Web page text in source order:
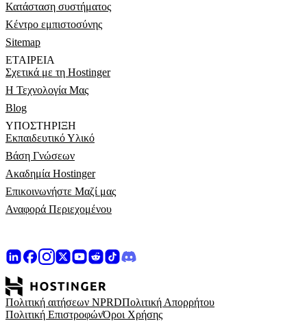
Κατάσταση συστήματος
Κέντρο εμπιστοσύνης
Sitemap
ΕΤΑΙΡΕΊΑ
Σχετικά με τη Hostinger
Η Τεχνολογία Μας
Blog
ΥΠΟΣΤΉΡΙΞΗ
Εκπαιδευτικό Υλικό
Βάση Γνώσεων
Ακαδημία Hostinger
Επικοινωνήστε Μαζί μας
Αναφορά Περιεχομένου
Πολιτική αιτήσεων NPRDΠολιτική Απορρήτου
Πολιτική ΕπιστροφώνΌροι Χρήσης